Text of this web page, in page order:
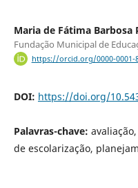
Maria de Fátima Barbosa
Fundação Municipal de
https://orcid.org/0000-0001-
DOI: https://doi.org/
Palavras-chave:
de escolarização,